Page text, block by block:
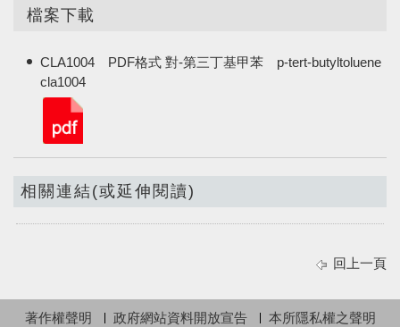
檔案下載
CLA1004 PDF格式 對-第三丁基甲苯 p-tert-butyltoluene
cla1004
相關連結(或延伸閱讀)
回上一頁
著作權聲明 政府網站資料開放宣告
本所隱私權之聲明